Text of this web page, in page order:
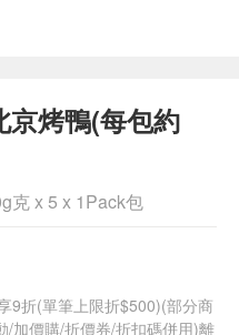
京烤鴨(每包約
克 x 5 x 1Pack包
9折(單筆上限折$500)(部分商
/加價購/折價券/折扣碼併用)離